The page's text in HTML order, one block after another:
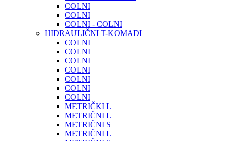
COLNI
COLNI
COLNI - COLNI
HIDRAULIČNI T-KOMADI
COLNI
COLNI
COLNI
COLNI
COLNI
COLNI
COLNI
METRIČKI L
METRIČNI L
METRIČNI S
METRIČNI L